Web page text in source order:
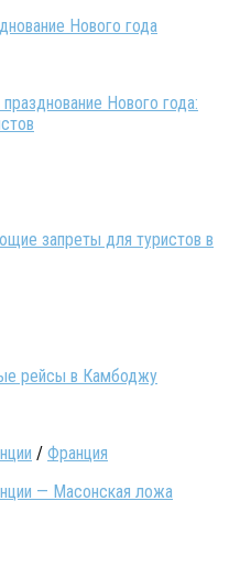
Нового года:
запреты для туристов в
рейсы в Камбоджу
/ Франция
— Масонская ложа